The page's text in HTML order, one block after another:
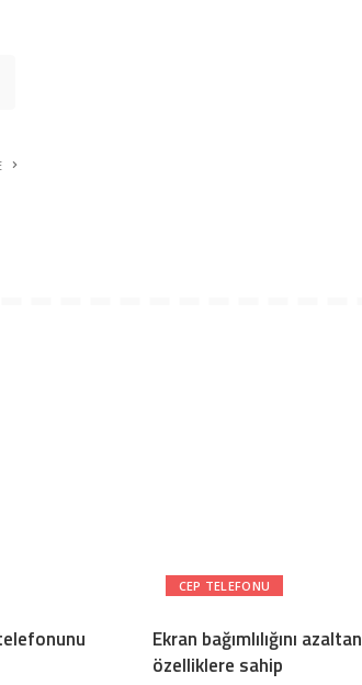
CEP TELEFONU
Ekran bağımlılığını azaltan
özelliklere sahip